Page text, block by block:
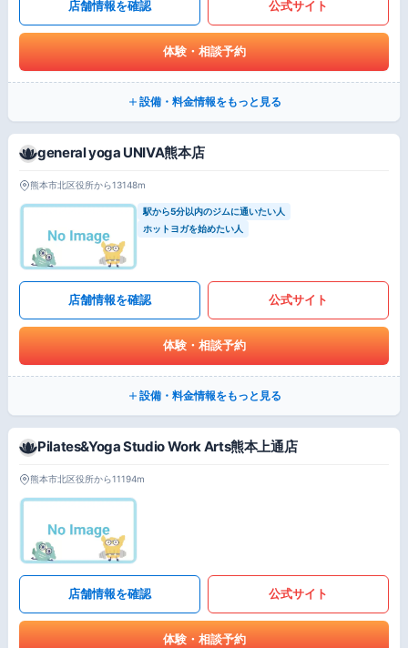
店舗情報を確認 公式サイト
体験・相談予約
設備・料金情報をもっと見る
general yoga UNIVA熊本店
熊本市北区役所から13148m
駅から5分以内のジムに通いたい人
ホットヨガを始めたい人
店舗情報を確認 公式サイト
体験・相談予約
設備・料金情報をもっと見る
Pilates&Yoga Studio Work Arts熊本上通店
熊本市北区役所から11194m
店舗情報を確認 公式サイト
体験・相談予約